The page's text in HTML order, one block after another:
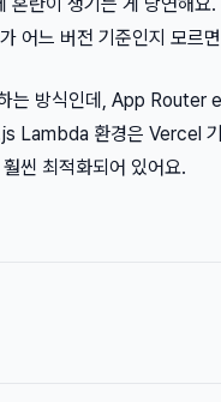
혼란이 생기는 게 당연해
어느 버전 기준인지 모르
는 방식인데, App Router
Lambda 환경은 Vercel
씬 최적화되어 있어요.